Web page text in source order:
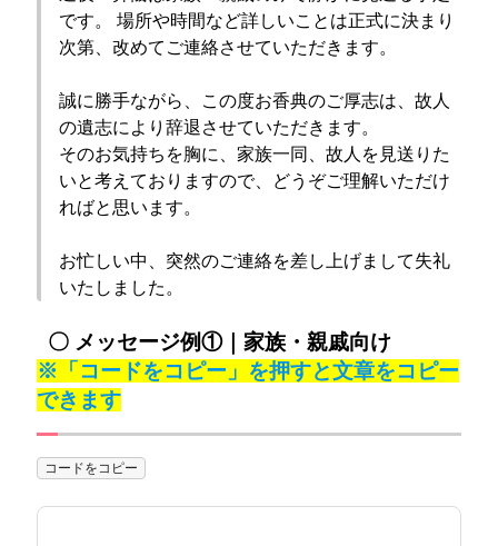
です。 場所や時間など詳しいことは正式に決まり
次第、改めてご連絡させていただきます。
誠に勝手ながら、この度お香典のご厚志は、故人
の遺志により辞退させていただきます。
そのお気持ちを胸に、家族一同、故人を見送りた
いと考えておりますので、どうぞご理解いただけ
ればと思います。
お忙しい中、突然のご連絡を差し上げまして失礼
いたしました。
〇 メッセージ例①｜家族・親戚向け
※「コードをコピー」を押すと文章をコピー
できます
コードをコピー